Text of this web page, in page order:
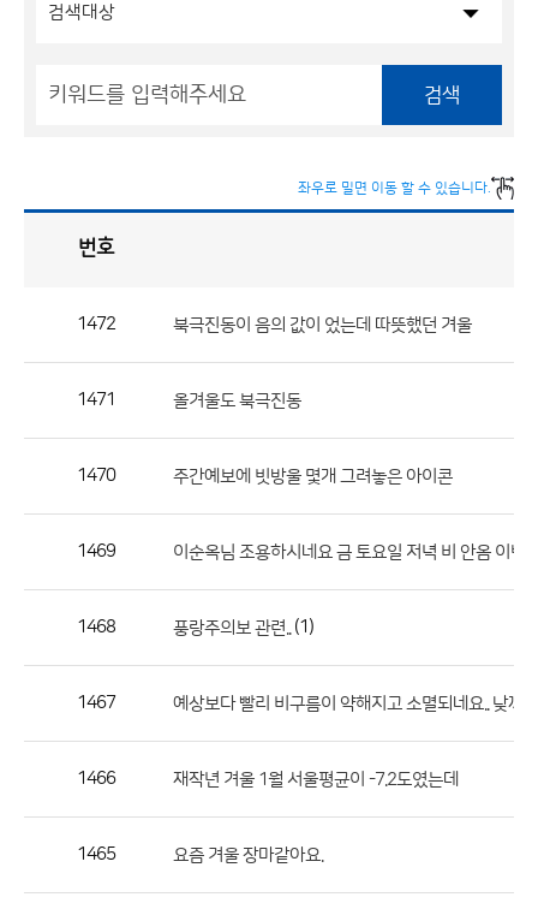
검색
좌우로 밀면 이동 할 수 있습니다.
론
호,
록
번호
1472 북극진동이 음의 값이 었는데 따뜻했던 겨울
1471 올겨울도 북극진동
1470 주간예보에 빗방울 몇개 그려놓은 아이콘
1469 이순옥님 조용하시네요 금 토요일 저녁 비 안옴 이번
1468 풍랑주의보 관련.. (1)
1467 예상보다 빨리 비구름이 약해지고 소멸되네요.. 낮까
1466 재작년 겨울 1월 서울평균이 -7.2도였는데
1465 요즘 겨울 장마같아요.